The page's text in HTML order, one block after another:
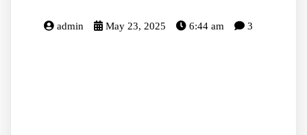
admin May 23, 2025 6:44 am 3